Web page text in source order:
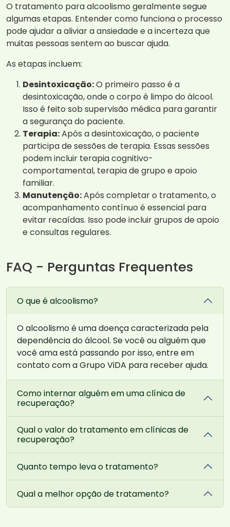
O tratamento para alcoolismo geralmente segue
algumas etapas. Entender como funciona o processo
pode ajudar a aliviar a ansiedade e a incerteza que
muitas pessoas sentem ao buscar ajuda.
As etapas incluem:
Desintoxicação:O primeiro passo é a
desintoxicação, onde o corpo é limpo do álcool.
Isso é feito sob supervisão médica para garantir
a segurança do paciente.
Terapia:Após a desintoxicação, o paciente
participa de sessões de terapia. Essas sessões
podem incluir terapia cognitivo-
comportamental, terapia de grupo e apoio
familiar.
Manutenção:Após completar o tratamento, o
acompanhamento contínuo é essencial para
evitar recaídas. Isso pode incluir grupos de apoio
e consultas regulares.
FAQ - Perguntas Frequentes
O que é alcoolismo?
O alcoolismo é uma doença caracterizada pela
dependência do álcool. Se você ou alguém que
você ama está passando por isso, entre em
contato com a Grupo ViDA para receber ajuda.
Como internar alguém em uma clínica de
recuperação?
Qual o valor do tratamento em clínicas de
recuperação?
Quanto tempo leva o tratamento?
Qual a melhor opção de tratamento?